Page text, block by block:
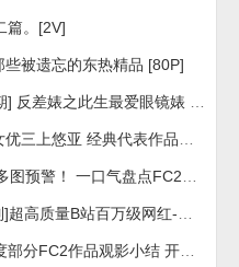
篇。[2V]
些被遗忘的东热精品 [80P]
[图文故事] 24年度部分FC2作品观影小结 开年王炸后续